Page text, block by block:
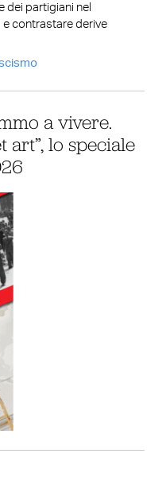
dei partigiani nel
contrastare derive
a vivere.
art”, lo speciale